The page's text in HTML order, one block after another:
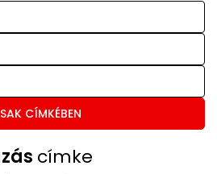
CÍMKÉBEN
címke